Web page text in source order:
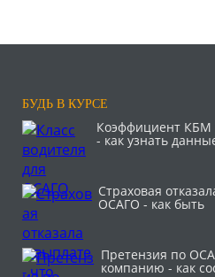
БУДЬ В КУРСЕ
Коэффициент КБМ
- как узнать
Страховая
ОСАГО - как быть
Претензия по
компанию - как